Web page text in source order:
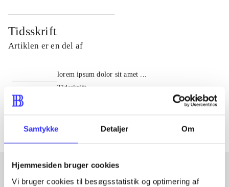
Samtykke Detaljer Om
Hjemmesiden bruger cookies
Vi bruger cookies til besøgsstatistik og optimering af
Tidsskrift
Artiklen er en del af
lorem ipsum dolor sit amet ...
Tidsskrift
Artiklerne i